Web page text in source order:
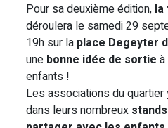
Toutes les familles
Pour sa deuxième édition, la
déroulera le samedi 29
19h sur la place Degeyter
une bonne idée de sortie
enfants !
Les associations du
dans leurs nombreux